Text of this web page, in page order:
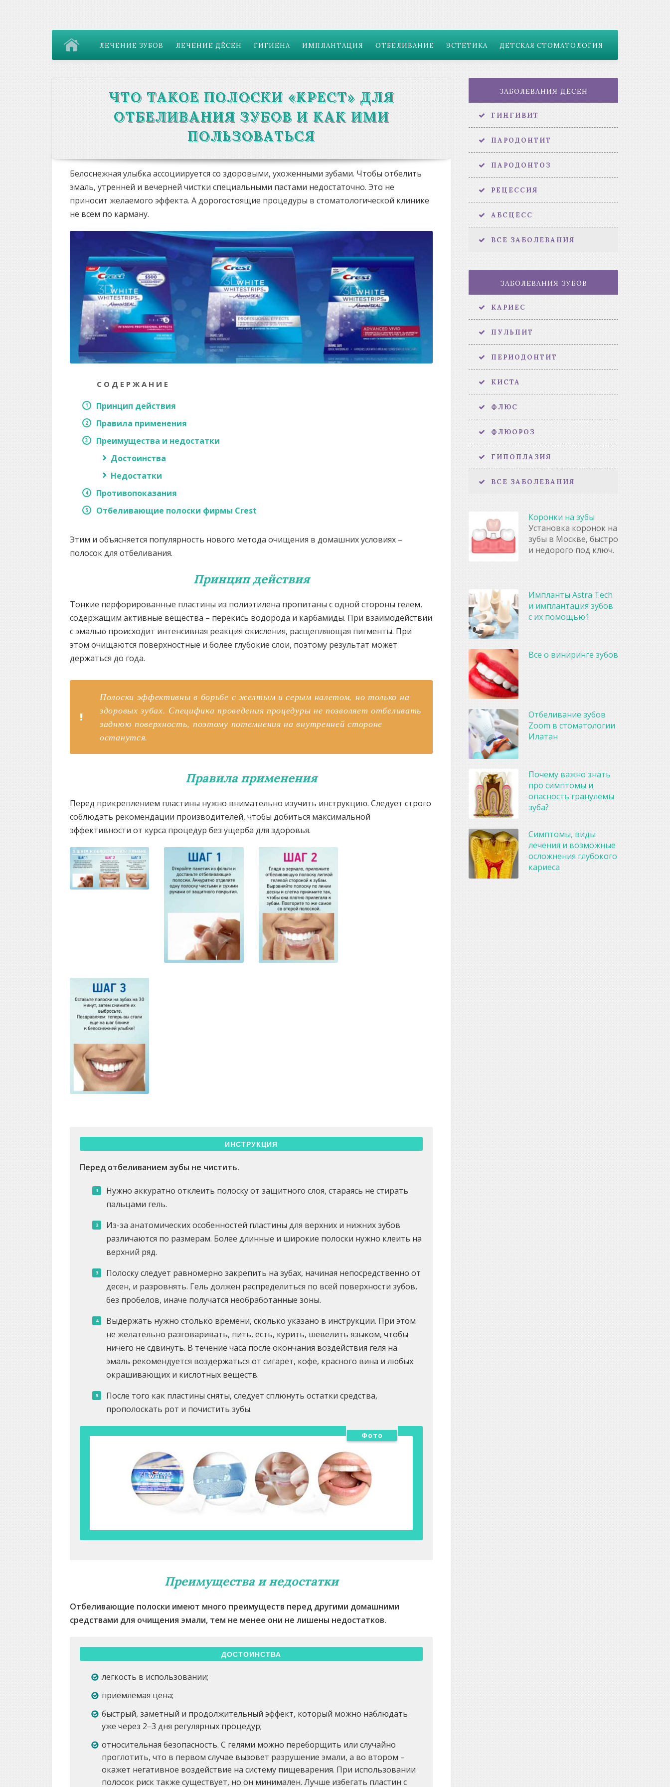
ЛЕЧЕНИЕ ЗУБОВ ЛЕЧЕНИЕ ДЁСЕН ГИГИЕНА ИМПЛАНТАЦИЯ ОТБЕЛИВАНИЕ ЭСТЕТИКА ДЕТСКАЯ СТОМАТОЛОГИЯ
ЧТО ТАКОЕ ПОЛОСКИ «КРЕСТ» ДЛЯ
ОТБЕЛИВАНИЯ ЗУБОВ И КАК ИМИ
ПОЛЬЗОВАТЬСЯ
Белоснежная улыбка ассоциируется со здоровыми, ухоженными зубами. Чтобы отбелить
эмаль, утренней и вечерней чистки специальными пастами недостаточно. Это не
приносит желаемого эффекта. А дорогостоящие процедуры в стоматологической клинике
не всем по карману.
СОДЕРЖАНИЕ
Принцип действия
Правила применения
Преимущества и недостатки
Достоинства
Недостатки
Противопоказания
Отбеливающие полоски фирмы Crest
Этим и объясняется популярность нового метода очищения в домашних условиях –
полосок для отбеливания.
Принцип действия
Тонкие перфорированные пластины из полиэтилена пропитаны с одной стороны гелем,
содержащим активные вещества – перекись водорода и карбамиды. При взаимодействии
с эмалью происходит интенсивная реакция окисления, расщепляющая пигменты. При
этом очищаются поверхностные и более глубокие слои, поэтому результат может
держаться до года.
Полоски эффективны в борьбе с желтым и серым налетом, но только на
здоровых зубах. Специфика проведения процедуры не позволяет отбеливать
заднюю поверхность, поэтому потемнения на внутренней стороне
останутся.
Правила применения
Перед прикреплением пластины нужно внимательно изучить инструкцию. Следует строго
соблюдать рекомендации производителей, чтобы добиться максимальной
эффективности от курса процедур без ущерба для здоровья.
ИНСТРУКЦИЯ
Перед отбеливанием зубы не чистить.
Нужно аккуратно отклеить полоску от защитного слоя, стараясь не стирать
пальцами гель.
Из-за анатомических особенностей пластины для верхних и нижних зубов
различаются по размерам. Более длинные и широкие полоски нужно клеить на
верхний ряд.
Полоску следует равномерно закрепить на зубах, начиная непосредственно от
десен, и разровнять. Гель должен распределиться по всей поверхности зубов,
без пробелов, иначе получатся необработанные зоны.
Выдержать нужно столько времени, сколько указано в инструкции. При этом
не желательно разговаривать, пить, есть, курить, шевелить языком, чтобы
ничего не сдвинуть. В течение часа после окончания воздействия геля на
эмаль рекомендуется воздержаться от сигарет, кофе, красного вина и любых
окрашивающих и кислотных веществ.
После того как пластины сняты, следует сплюнуть остатки средства,
прополоскать рот и почистить зубы.
Фото
Преимущества и недостатки
Отбеливающие полоски имеют много преимуществ перед другими домашними
средствами для очищения эмали, тем не менее они не лишены недостатков.
ДОСТОИНСТВА
легкость в использовании;
приемлемая цена;
быстрый, заметный и продолжительный эффект, который можно наблюдать
уже через 2‒3 дня регулярных процедур;
относительная безопасность. С гелями можно переборщить или случайно
проглотить, что в первом случае вызовет разрушение эмали, а во втором –
окажет негативное воздействие на систему пищеварения. При использовании
полосок риск также существует, но он минимален. Лучше избегать пластин с
ЗАБОЛЕВАНИЯ ДЁСЕН
ГИНГИВИТ
ПАРОДОНТИТ
ПАРОДОНТОЗ
РЕЦЕССИЯ
АБСЦЕСС
ВСЕ ЗАБОЛЕВАНИЯ
ЗАБОЛЕВАНИЯ ЗУБОВ
КАРИЕС
ПУЛЬПИТ
ПЕРИОДОНТИТ
КИСТА
ФЛЮС
ФЛЮОРОЗ
ГИПОПЛАЗИЯ
ВСЕ ЗАБОЛЕВАНИЯ
Коронки на зубы
Установка коронок на
зубы в Москве, быстро
и недорого под ключ.
Импланты Astra Tech
и имплантация зубов
с их помощью1
Все о виниринге зубов
Отбеливание зубов
Zoom в стоматологии
Илатан
Почему важно знать
про симптомы и
опасность гранулемы
зуба?
Симптомы, виды
лечения и возможные
осложнения глубокого
кариеса